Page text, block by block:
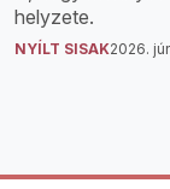
helyzete.
NYÍLT SISAK2026.